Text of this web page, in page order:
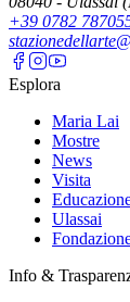
+39 0782
Esplora
Maria Lai
Mostre
News
Visita
Ulassai
Info &